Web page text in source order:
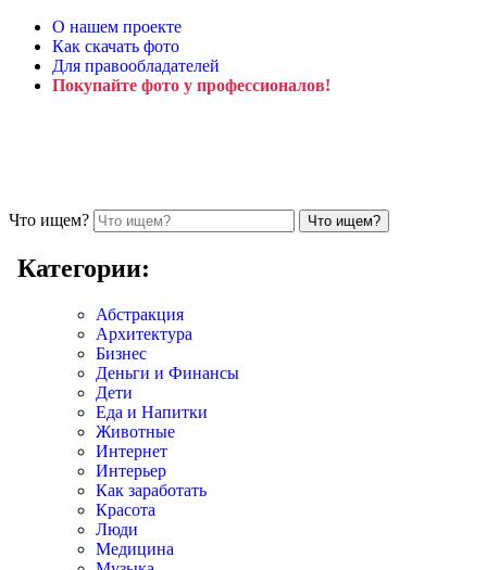
О нашем проекте
Как скачать фото
Для правообладателей
Покупайте фото у профессионалов!
Что ищем?
Категории:
Абстракция
Архитектура
Бизнес
Деньги и Финансы
Дети
Еда и Напитки
Животные
Интернет
Интерьер
Как заработать
Красота
Люди
Медицина